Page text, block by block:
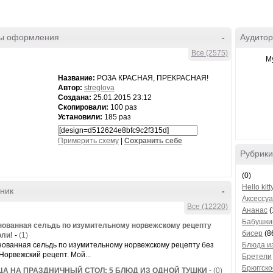
-
оформления
Все (2575)
Название: РОЗА КРАСНАЯ, ПРЕКРАСНАЯ!
Автор: streglova
Создана: 25.01.2015 23:12
Скопировали: 100 раз
Установили: 185 раз
Примерить схему Cохранить себе
-
Все (12220)
сельдь по изумительному норвежскому рецепту
- (1)
сельдь по изумительному норвежскому рецепту без
рецепт. Мой...
НА ПРАЗДНИЧНЫЙ СТОЛ: 5 БЛЮД ИЗ ОДНОЙ ТУШКИ - (0)
Рубрики
(0)
Hello
Ананас
бисер
Блюда
Бретели